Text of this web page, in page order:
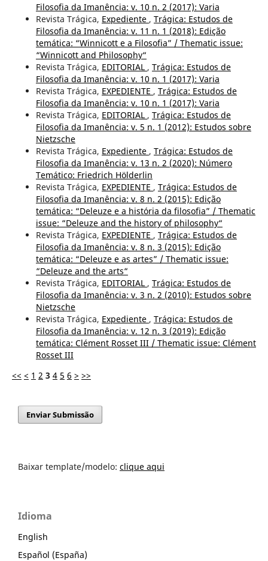
Filosofia da Imanência: v. 10 n. 2 (2017): Varia
Revista Trágica, Expediente , Trágica: Estudos de
Filosofia da Imanência: v. 11 n. 1 (2018): Edição
temática: “Winnicott e a Filosofia” / Thematic issue:
“Winnicott and Philosophy“
Revista Trágica, EDITORIAL , Trágica: Estudos de
Filosofia da Imanência: v. 10 n. 1 (2017): Varia
Revista Trágica, EXPEDIENTE , Trágica: Estudos de
Filosofia da Imanência: v. 10 n. 1 (2017): Varia
Revista Trágica, EDITORIAL , Trágica: Estudos de
Filosofia da Imanência: v. 5 n. 1 (2012): Estudos sobre
Nietzsche
Revista Trágica, Expediente , Trágica: Estudos de
Filosofia da Imanência: v. 13 n. 2 (2020): Número
Temático: Friedrich Hölderlin
Revista Trágica, EXPEDIENTE , Trágica: Estudos de
Filosofia da Imanência: v. 8 n. 2 (2015): Edição
temática: “Deleuze e a história da filosofia” / Thematic
issue: “Deleuze and the history of philosophy“
Revista Trágica, EXPEDIENTE , Trágica: Estudos de
Filosofia da Imanência: v. 8 n. 3 (2015): Edição
temática: “Deleuze e as artes” / Thematic issue:
“Deleuze and the arts“
Revista Trágica, EDITORIAL , Trágica: Estudos de
Filosofia da Imanência: v. 3 n. 2 (2010): Estudos sobre
Nietzsche
Revista Trágica, Expediente , Trágica: Estudos de
Filosofia da Imanência: v. 12 n. 3 (2019): Edição
temática: Clément Rosset III / Thematic issue: Clément
Rosset III
<< < 1 2 3 4 5 6 > >>
Enviar Submissão
Baixar template/modelo: clique aqui
Idioma
English
Español (España)